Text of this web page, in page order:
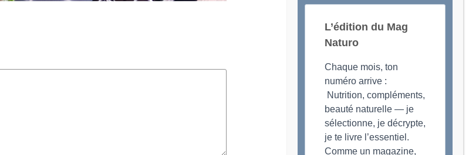
L’édition du Mag
Naturo
Chaque mois, ton
numéro arrive :
Nutrition, compléments,
beauté naturelle — je
sélectionne, je décrypte,
je te livre l’essentiel.
Comme un magazine,